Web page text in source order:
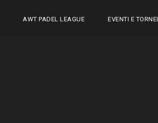
AWT PADEL LEAGUE EVENTI E TORNEI